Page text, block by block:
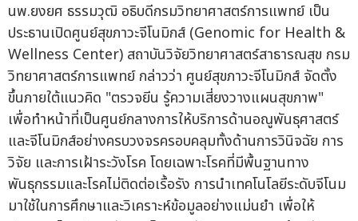
นพ.ยงยศ ธรรมวุฒิ อธิบดีกรมวิทยาศาสตร์การแพทย์ เป็น
ประธานเปิดศูนย์สุขภาวะจีโนมิกส์ (Genomic for Health &
Wellness Center) สถาบันวิจัยวิทยาศาสตร์สาธารณสุข กรม
วิทยาศาสตร์การแพทย์ กล่าวว่า ศูนย์สุขภาวะจีโนมิกส์ จัดตั้ง
ขึ้นภายใต้แนวคิด "ตรวจยีน รู้ความเสี่ยงวางแผนสุขภาพ"
เพื่อทำหน้าที่เป็นศูนย์กลางการให้บริการด้านอณูพันธุศาสตร์
และจีโนมิกส์อย่างครบวงจรครอบคลุมทั้งด้านการวินิจฉัย การ
วิจัย และการเฝ้าระวังโรค โดยเฉพาะโรคที่มีพื้นฐานทาง
พันธุกรรมและโรคไม่ติดต่อเรื้อรัง การนำเทคโนโลยีระดับจีโนม
มาใช้ในการศึกษาและวิเคราะห์ข้อมูลอย่างแม่นยำ เพื่อให้